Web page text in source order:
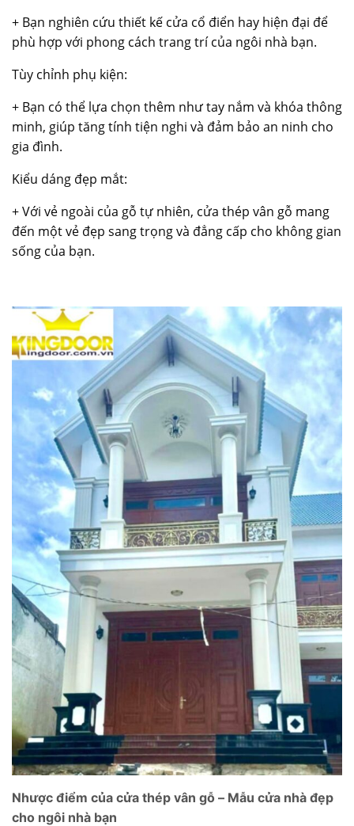
+ Bạn nghiên cứu thiết kế cửa cổ điển hay hiện đại để
phù hợp với phong cách trang trí của ngôi nhà bạn.
Tùy chỉnh phụ kiện:
+ Bạn có thể lựa chọn thêm như tay nắm và khóa thông
minh, giúp tăng tính tiện nghi và đảm bảo an ninh cho
gia đình.
Kiểu dáng đẹp mắt:
+ Với vẻ ngoài của gỗ tự nhiên, cửa thép vân gỗ mang
đến một vẻ đẹp sang trọng và đẳng cấp cho không gian
sống của bạn.
Nhược điểm của cửa thép vân gỗ – Mẫu cửa nhà đẹp
cho ngôi nhà bạn